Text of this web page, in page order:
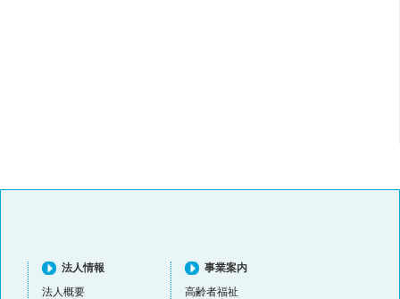
法人情報
法人概要
事業案内
高齢者福祉